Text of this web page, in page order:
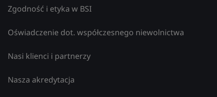
Zgodność i etyka w BSI
Oświadczenie dot. współczesnego niewolnictwa
Nasi klienci i partnerzy
Nasza akredytacja